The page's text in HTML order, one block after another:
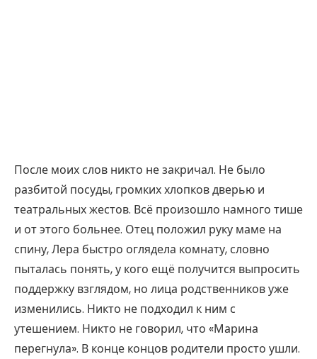
После моих слов никто не закричал. Не было
разбитой посуды, громких хлопков дверью и
театральных жестов. Всё произошло намного тише
и от этого больнее. Отец положил руку маме на
спину, Лера быстро оглядела комнату, словно
пыталась понять, у кого ещё получится выпросить
поддержку взглядом, но лица родственников уже
изменились. Никто не подходил к ним с
утешением. Никто не говорил, что «Марина
перегнула». В конце концов родители просто ушли.